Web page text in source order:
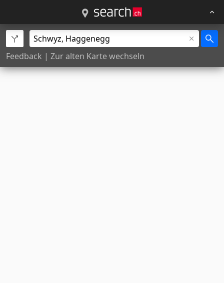
Feedback | Zur alten Karte wechseln